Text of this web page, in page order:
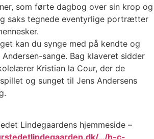
som førte dagbog over sin krop og
saks tegnede eventyrlige portrætter
kan du synge med på kendte og
sange. Bag klaveret sidder
Kristian la Cour, der de
og sunget til Jens Andersens
Lindegaardens hjemmeside –
…/h-c-